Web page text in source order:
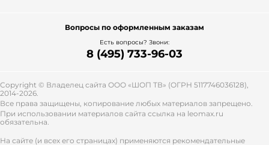
Вопросы по оформленным заказам
Есть вопросы? Звони:
8 (495) 733-96-03
Copyright © Владелец сайта ООО «ШОП ТВ» (ОГРН 5117746036128),
2014-2026.
Все права защищены, копирование любых материалов запрещено.
При использовании материалов сайта ссылка на leomax.ru
обязательна.
На сайте (и всех его страницах) применяются рекомендательные